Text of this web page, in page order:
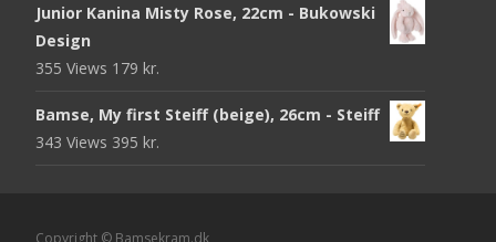
Junior Kanina Misty Rose, 22cm - Bukowski
Design
355 Views 179 kr.
Bamse, My first Steiff (beige), 26cm - Steiff
343 Views 395 kr.
Copyright © Bamsekram.dk